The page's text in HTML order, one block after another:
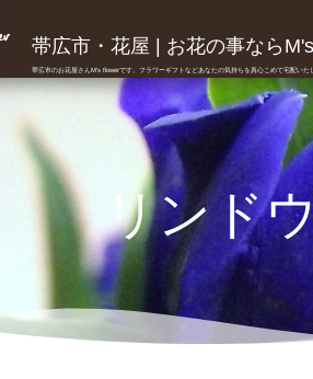
帯広市・花屋 | お花の事なら
帯広市のお花屋さんM's flowerです。フラワーギフトなどあなたの気持ちを真心こめて宅配いた
リンド